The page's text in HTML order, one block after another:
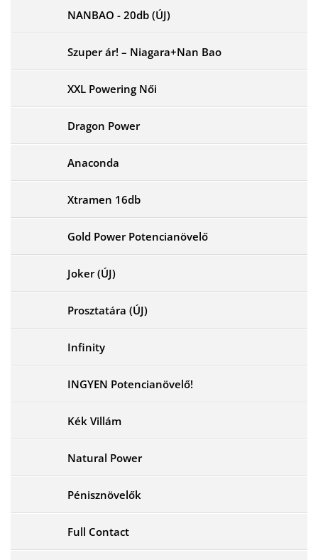
NANBAO - 20db (ÚJ)
Szuper ár! – Niagara+Nan Bao
XXL Powering Női
Dragon Power
Anaconda
Xtramen 16db
Gold Power Potencianövelő
Joker (ÚJ)
Prosztatára (ÚJ)
Infinity
INGYEN Potencianövelő!
Kék Villám
Natural Power
Pénisznövelők
Full Contact